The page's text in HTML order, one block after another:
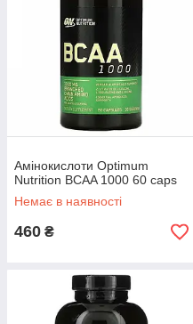
Амінокислоти Optimum
Nutrition BCAA 1000 60 caps
Немає в наявності
460 ₴